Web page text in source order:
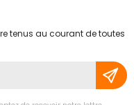
tenus au courant de toutes